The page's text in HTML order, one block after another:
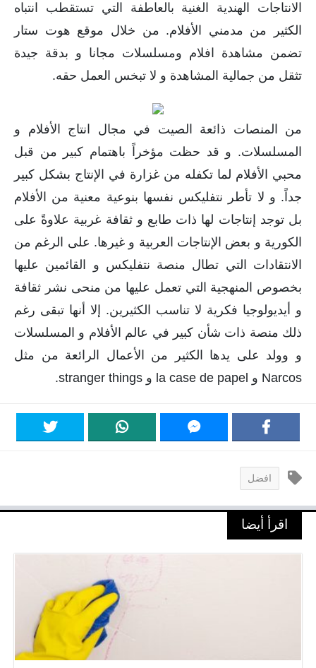
الانتاجات الهندية الغنية بالعاطفة التي تستقطب انتباه
الكثير من مدمني الأفلام. من خلال موقع هوت ستار
تضمن مشاهدة افلام ومسلسلات مجانا و بدقة جيدة
تثقل من جمالية المشاهدة و لا تبخس العمل حقه.
من المنصات ذائعة الصيت في مجال انتاج الأفلام و
المسلسلات. و قد حظت مؤخراً باهتمام كبير من قبل
محبي الأفلام لما تكفله من غزارة في الإنتاج بشكل كبير
جداً. و لا تأطر نتفليكس نفسها بنوعية معنية من الأفلام
بل توجد إنتاجات لها ذات طابع و ثقافة غربية علاوةً على
الكورية و بعض الإنتاجات العربية و غيرها. على الرغم من
الانتقادات التي تطال منصة نتفليكس و القائمين عليها
بخصوص المنهجية التي تعمل عليها من منحى نشر ثقافة
و أيديولوجيا فكرية لا تناسب الكثيرين. إلا أنها تبقى رغم
ذلك منصة ذات شأن كبير في عالم الأفلام و المسلسلات
و وولد على يدها الكثير من الأعمال الرائعة من مثل
Narcos و la case de papel و stranger things.
افضل
اقرأ أيضا